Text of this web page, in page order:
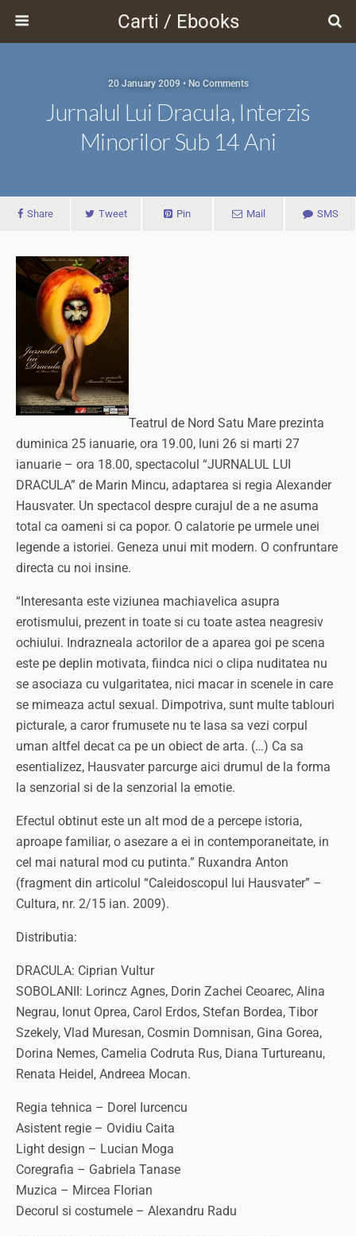
Carti / Ebooks
20 January 2009 • No Comments
Jurnalul Lui Dracula, Interzis
Minorilor Sub 14 Ani
Share Tweet Pin Mail SMS
Teatrul de Nord Satu Mare prezinta
duminica 25 ianuarie, ora 19.00, luni 26 si marti 27
ianuarie – ora 18.00, spectacolul “JURNALUL LUI
DRACULA” de Marin Mincu, adaptarea si regia Alexander
Hausvater. Un spectacol despre curajul de a ne asuma
total ca oameni si ca popor. O calatorie pe urmele unei
legende a istoriei. Geneza unui mit modern. O confruntare
directa cu noi insine.
“Interesanta este viziunea machiavelica asupra
erotismului, prezent in toate si cu toate astea neagresiv
ochiului. Indrazneala actorilor de a aparea goi pe scena
este pe deplin motivata, fiindca nici o clipa nuditatea nu
se asociaza cu vulgaritatea, nici macar in scenele in care
se mimeaza actul sexual. Dimpotriva, sunt multe tablouri
picturale, a caror frumusete nu te lasa sa vezi corpul
uman altfel decat ca pe un obiect de arta. (…) Ca sa
esentializez, Hausvater parcurge aici drumul de la forma
la senzorial si de la senzorial la emotie.
Efectul obtinut este un alt mod de a percepe istoria,
aproape familiar, o asezare a ei in contemporaneitate, in
cel mai natural mod cu putinta.” Ruxandra Anton
(fragment din articolul “Caleidoscopul lui Hausvater” –
Cultura, nr. 2/15 ian. 2009).
Distributia:
DRACULA: Ciprian Vultur
SOBOLANII: Lorincz Agnes, Dorin Zachei Ceoarec, Alina
Negrau, Ionut Oprea, Carol Erdos, Stefan Bordea, Tibor
Szekely, Vlad Muresan, Cosmin Domnisan, Gina Gorea,
Dorina Nemes, Camelia Codruta Rus, Diana Turtureanu,
Renata Heidel, Andreea Mocan.
Regia tehnica – Dorel Iurcencu
Asistent regie – Ovidiu Caita
Light design – Lucian Moga
Coregrafia – Gabriela Tanase
Muzica – Mircea Florian
Decorul si costumele – Alexandru Radu